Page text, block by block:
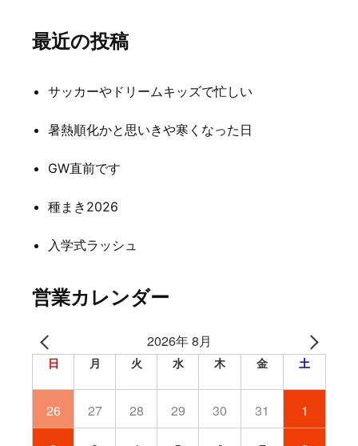
ビ
シ
最近の投稿
サッカーやドリームキッズで忙しい
暑熱順化かと思いきや寒くなった日
GW直前です
種まき2026
入学式ラッシュ
営業カレンダー
2026年 8月
日 月 火 水 木 金 土
26 27 28 29 30 31 1